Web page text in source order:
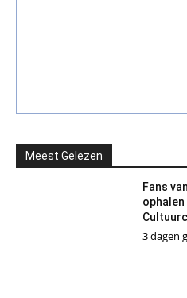
Meest Gelezen
Fans
ophalen
3 dagen